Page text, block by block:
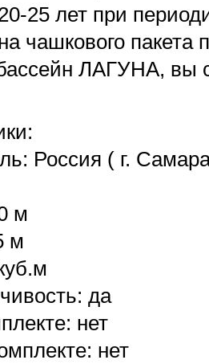
25 лет при
чашкового пакета
ЛАГУНА, вы
Россия ( г.
м
м
да
нет
нет